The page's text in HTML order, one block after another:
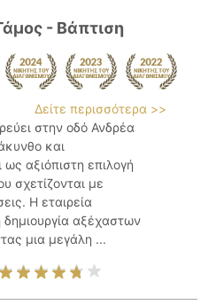
- Βάπτιση
Δείτε περισσότερα >>
στην οδό Ανδρέα
και
ως αξιόπιστη επιλογή
σχετίζονται με
Η εταιρεία
δημιουργία αξέχαστων
μια μεγάλη ...